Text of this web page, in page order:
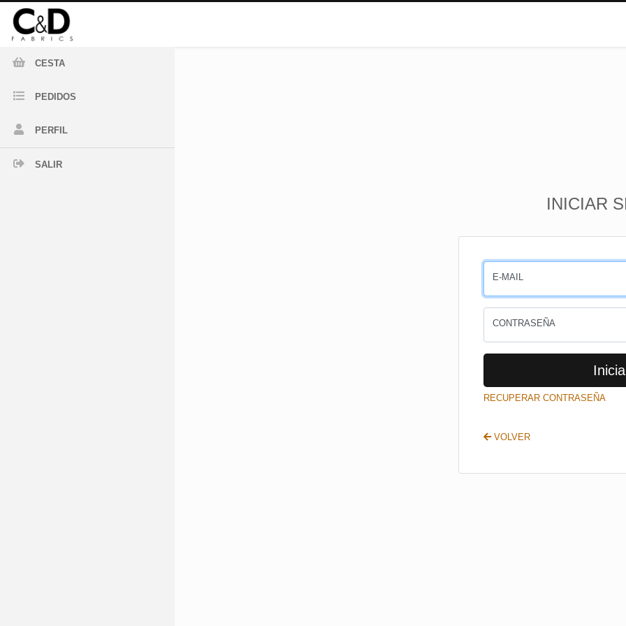
CESTA
PEDIDOS
PERFIL
SALIR
INICIAR
E-MAIL
CONTRASEÑA
RECUPERAR CONTRASEÑA
VOLVER